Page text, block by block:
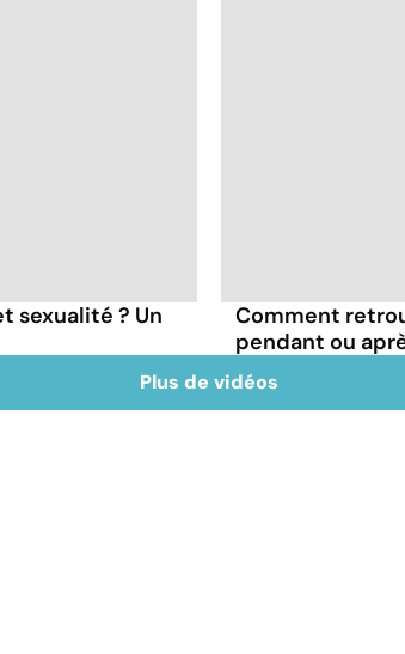
sexualité ? Un
Comment
pendant ou
Plus de vidéos